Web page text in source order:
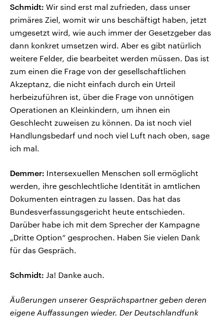
Schmidt: Wir sind erst mal zufrieden, dass unser
primäres Ziel, womit wir uns beschäftigt haben, jetzt
umgesetzt wird, wie auch immer der Gesetzgeber das
dann konkret umsetzen wird. Aber es gibt natürlich
weitere Felder, die bearbeitet werden müssen. Das ist
zum einen die Frage von der gesellschaftlichen
Akzeptanz, die nicht einfach durch ein Urteil
herbeizuführen ist, über die Frage von unnötigen
Operationen an Kleinkindern, um ihnen ein
Geschlecht zuweisen zu können. Da ist noch viel
Handlungsbedarf und noch viel Luft nach oben, sage
ich mal.
Demmer: Intersexuellen Menschen soll ermöglicht
werden, ihre geschlechtliche Identität in amtlichen
Dokumenten eintragen zu lassen. Das hat das
Bundesverfassungsgericht heute entschieden.
Darüber habe ich mit dem Sprecher der Kampagne
„Dritte Option“ gesprochen. Haben Sie vielen Dank
für das Gespräch.
Schmidt: Ja! Danke auch.
Äußerungen unserer Gesprächspartner geben deren
eigene Auffassungen wieder. Der Deutschlandfunk